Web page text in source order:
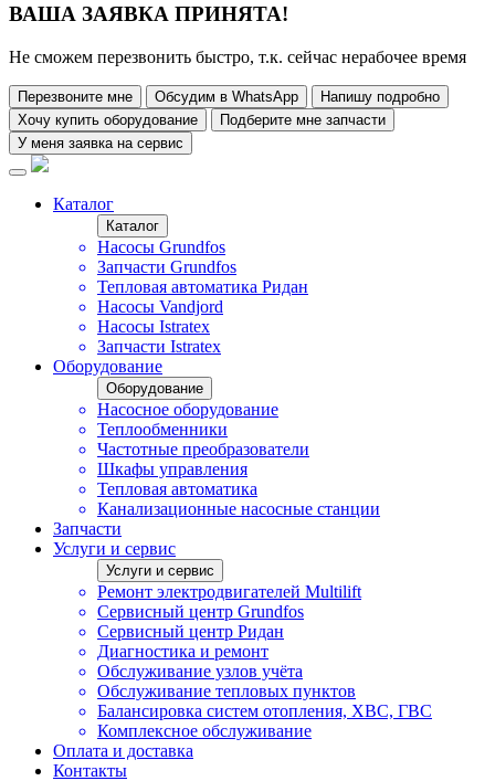
ВАША ЗАЯВКА ПРИНЯТА!
Не сможем перезвонить быстро, т.к. сейчас нерабочее время
Перезвоните мне Обсудим в WhatsApp
Напишу подробно
Хочу купить оборудование
Подберите мне запчасти
У меня заявка на сервис
Каталог
Каталог
Насосы Grundfos
Запчасти Grundfos
Тепловая автоматика Ридан
Насосы Vandjord
Насосы Istratex
Запчасти Istratex
Оборудование
Оборудование
Насосное оборудование
Теплообменники
Частотные преобразователи
Шкафы управления
Тепловая автоматика
Канализационные насосные станции
Запчасти
Услуги и сервис
Услуги и сервис
Ремонт электродвигателей Multilift
Сервисный центр Grundfos
Сервисный центр Ридан
Диагностика и ремонт
Обслуживание узлов учёта
Обслуживание тепловых пунктов
Балансировка систем отопления, ХВС, ГВС
Комплексное обслуживание
Оплата и доставка
Контакты